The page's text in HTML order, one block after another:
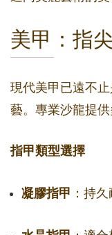
美甲：指
現代美甲已遠不
藝。專業沙龍提供
指甲類型選擇
凝膠指甲 ：持